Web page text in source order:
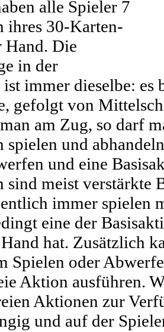
alle Spieler 7
ihres 30-Karten-
Hand. Die
in der
immer dieselbe: es
gefolgt von
am Zug, so darf
spielen und
und eine
meist verstärkte
immer spielen
eine der
hat. Zusätzlich
Spielen oder
Aktion ausführen.
Aktionen zur
und auf der